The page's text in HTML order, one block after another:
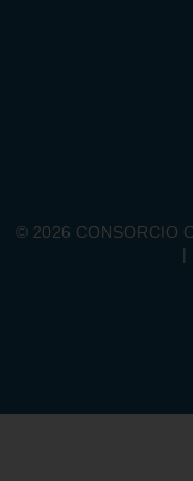
© 2026 CONSORCIO
|